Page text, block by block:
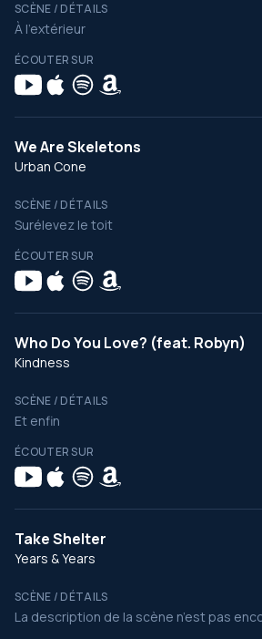
SCÈNE / DÉTAILS
À l’extérieur
ÉCOUTER SUR
We Are Skeletons
Urban Cone
SCÈNE / DÉTAILS
Surélevez le toit
ÉCOUTER SUR
Who Do You Love? (feat. Robyn)
Kindness
SCÈNE / DÉTAILS
Et enfin
ÉCOUTER SUR
Take Shelter
Years & Years
SCÈNE / DÉTAILS
La description de la scène n’est pas